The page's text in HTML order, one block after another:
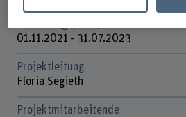
01.11.2021 - 31.07.2023
Projektleitung
Floria Segieth
Projektmitarbeitende